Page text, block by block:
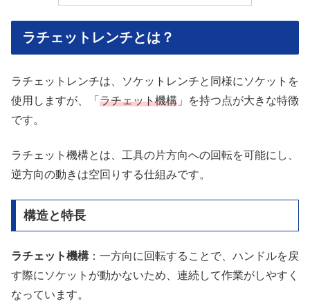
ラチェットレンチとは？
ラチェットレンチは、ソケットレンチと同様にソケットを
使用しますが、「 ラチェット機構 」を持つ点が大きな特徴
です。
ラチェット機構とは、工具の片方向への回転を可能にし、
逆方向の動きは空回りする仕組みです。
構造と特長
ラチェット機構 ：一方向に回転することで、ハンドルを戻
す際にソケットが動かないため、連続して作業がしやすく
なっています。